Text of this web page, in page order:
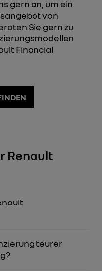
gern an, um ein
von
Sie gern zu
Financial
Renault
teurer